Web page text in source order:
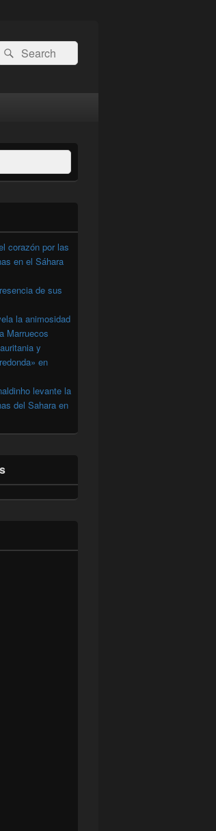
Buscar
Sahara Occidental
corazón por las
en el Sáhara
de sus
la animosidad
Marruecos
y
en
levante la
del Sahara en